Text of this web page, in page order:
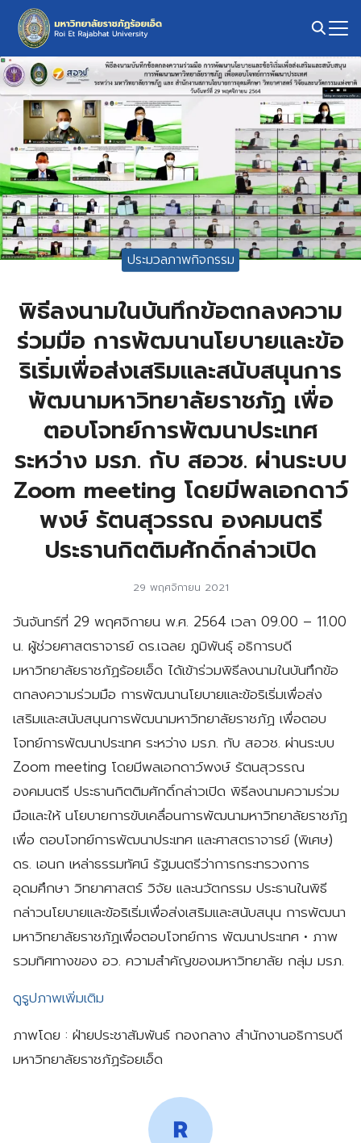
Skip
content
Search
for:
ประมวลภาพกิจกรรม
พิธีลงนามในบันทึกข้อตกลงความ
ร่วมมือ การพัฒนานโยบายและข้อ
ริเริ่มเพื่อส่งเสริมและสนับสนุนการ
พัฒนามหาวิทยาลัยราชภัฏ เพื่อ
ตอบโจทย์การพัฒนาประเทศ
ระหว่าง มรภ. กับ สอวช. ผ่านระบบ
Zoom meeting โดยมีพลเอกดาว์
พงษ์ รัตนสุวรรณ องคมนตรี
ประธานกิตติมศักดิ์กล่าวเปิด
29 พฤศจิกายน 2021
วันจันทร์ที่ 29 พฤศจิกายน พ.ศ. 2564 เวลา 09.00 – 11.00
น. ผู้ช่วยศาสตราจารย์ ดร.เฉลย ภูมิพันธุ์ อธิการบดี
มหาวิทยาลัยราชภัฏร้อยเอ็ด ได้เข้าร่วมพิธีลงนามในบันทึกข้อ
ตกลงความร่วมมือ การพัฒนานโยบายและข้อริเริ่มเพื่อส่ง
เสริมและสนับสนุนการพัฒนามหาวิทยาลัยราชภัฏ เพื่อตอบ
โจทย์การพัฒนาประเทศ ระหว่าง มรภ. กับ สอวช. ผ่านระบบ
Zoom meeting โดยมีพลเอกดาว์พงษ์ รัตนสุวรรณ
องคมนตรี ประธานกิตติมศักดิ์กล่าวเปิด พิธีลงนามความร่วม
มือและให้ นโยบายการขับเคลื่อนการพัฒนามหาวิทยาลัยราชภัฏ
เพื่อ ตอบโจทย์การพัฒนาประเทศ และศาสตราจารย์ (พิเศษ)
ดร. เอนก เหล่าธรรมทัศน์ รัฐมนตรีว่าการกระทรวงการ
อุดมศึกษา วิทยาศาสตร์ วิจัย และนวัตกรรม ประธานในพิธี
กล่าวนโยบายและข้อริเริ่มเพื่อส่งเสริมและสนับสนุน การพัฒนา
มหาวิทยาลัยราชภัฏเพื่อตอบโจทย์การ พัฒนาประเทศ • ภาพ
รวมทิศทางของ อว. ความสำคัญของมหาวิทยาลัย กลุ่ม มรภ.
ดูรูปภาพเพิ่มเติม
ภาพโดย : ฝ่ายประชาสัมพันธ์ กองกลาง สำนักงานอธิการบดี
มหาวิทยาลัยราชภัฏร้อยเอ็ด